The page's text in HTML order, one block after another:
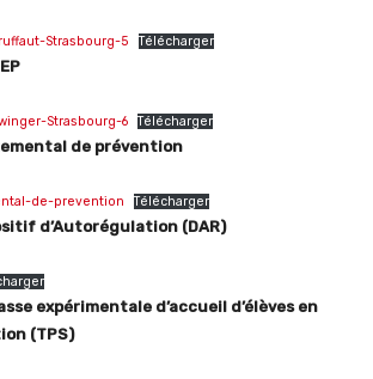
Strasbourg-5 Télécharger
Strasbourg-6 Télécharger
de prévention
de-prevention Télécharger
d’Autorégulation (DAR)
expérimentale d’accueil d’élèves en
(TPS)